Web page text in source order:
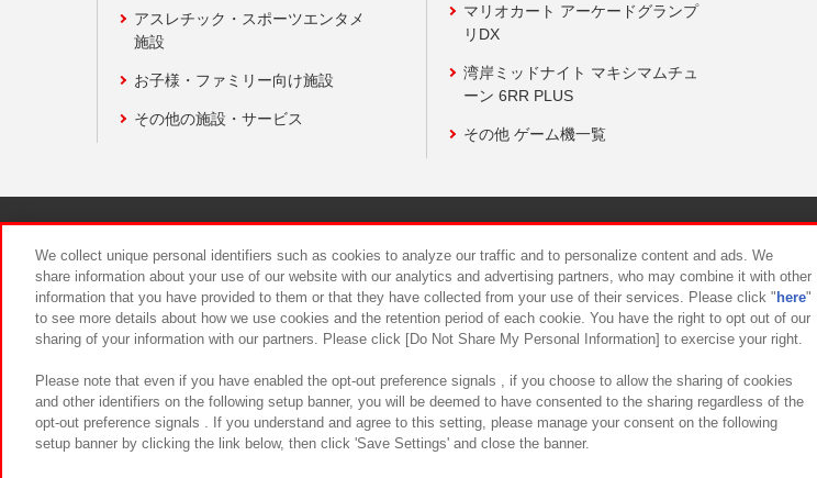
アスレチック・スポーツエンタメ
施設
お子様・ファミリー向け施設
その他の施設・サービス
マリオカート アーケードグランプ
リDX
湾岸ミッドナイト マキシマムチュ
ーン 6RR PLUS
その他 ゲーム機一覧
食品のご提供について カスタマーハラスメント対応方針
We collect unique personal identifiers such as cookies to analyze our traffic and to personalize content and ads. We
share information about your use of our website with our analytics and advertising partners, who may combine it with other
information that you have provided to them or that they have collected from your use of their services. Please click " here"
to see more details about how we use cookies and the retention period of each cookie. You have the right to opt out of our
sharing of your information with our partners. Please click [Do Not Share My Personal Information] to exercise your right.
Please note that even if you have enabled the opt-out preference signals , if you choose to allow the sharing of cookies
and other identifiers on the following setup banner, you will be deemed to have consented to the sharing regardless of the
opt-out preference signals . If you understand and agree to this setting, please manage your consent on the following
setup banner by clicking the link below, then click 'Save Settings' and close the banner.